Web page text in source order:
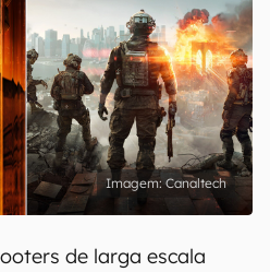
Canaltech
de larga escala